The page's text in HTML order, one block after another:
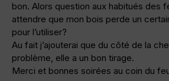
bon. Alors question aux habitués des
attendre que mon bois perde un
pour l’utiliser?
Au fait j’ajouterai que du côté de la
problème, elle a un bon tirage.
Merci et bonnes soirées au coin du